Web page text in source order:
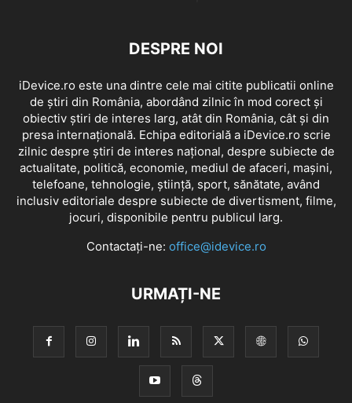
DESPRE NOI
iDevice.ro este una dintre cele mai citite publicatii online
de știri din România, abordând zilnic în mod corect și
obiectiv știri de interes larg, atât din România, cât și din
presa internațională. Echipa editorială a iDevice.ro scrie
zilnic despre știri de interes național, despre subiecte de
actualitate, politică, economie, mediul de afaceri, mașini,
telefoane, tehnologie, știință, sport, sănătate, având
inclusiv editoriale despre subiecte de divertisment, filme,
jocuri, disponibile pentru publicul larg.
Contactați-ne: office@idevice.ro
URMAȚI-NE